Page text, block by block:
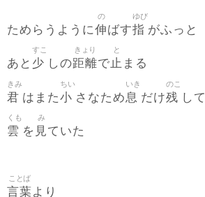
ためらうように伸
の
ばす指
ゆび
がふっと
あと 少
すこ
しの距離
きょり
で止
と
まる
君
きみ
はまた小
ちい
さなため息
いき
だけ残
のこ
して
雲
くも
を 見
み
ていた
言葉
ことば
より